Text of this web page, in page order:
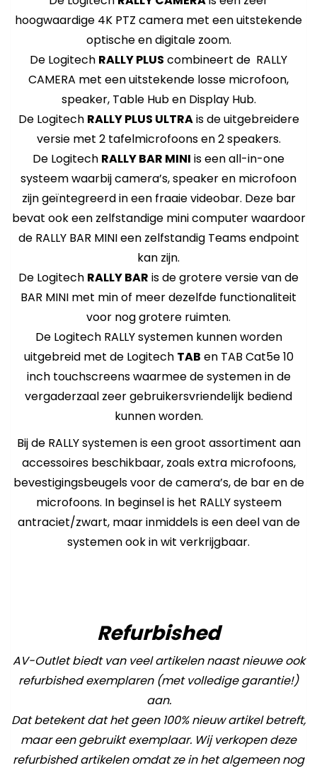
hoogwaardige 4K PTZ camera met een uitstekende
optische en digitale zoom.
De Logitech RALLY PLUS combineert de RALLY
CAMERA met een uitstekende losse microfoon,
speaker, Table Hub en Display Hub.
De Logitech RALLY PLUS ULTRAis de uitgebreidere
versie met 2 tafelmicrofoons en 2 speakers.
De Logitech RALLY BAR MINI is een all-in-one
systeem waarbij camera’s, speaker en microfoon
zijn geïntegreerd in een fraaie videobar. Deze bar
bevat ook een zelfstandige mini computer waardoor
de RALLY BAR MINI een zelfstandig Teams endpoint
kan zijn.
De Logitech RALLY BAR is de grotere versie van de
BAR MINI met min of meer dezelfde functionaliteit
voor nog grotere ruimten.
De Logitech RALLY systemen kunnen worden
uitgebreid met de Logitech TAB en TAB Cat5e 10
inch touchscreens waarmee de systemen in de
vergaderzaal zeer gebruikersvriendelijk bediend
kunnen worden.
Bij de RALLY systemen is een groot assortiment aan
accessoires beschikbaar, zoals extra microfoons,
bevestigingsbeugels voor de camera’s, de bar en de
microfoons. In beginsel is het RALLY systeem
antraciet/zwart, maar inmiddels is een deel van de
systemen ook in wit verkrijgbaar.
Refurbished
AV-Outlet biedt van veel artikelen naast nieuwe ook
refurbished exemplaren (met volledige garantie!)
aan.
Dat betekent dat het geen 100% nieuw artikel betreft,
maar een gebruikt exemplaar. Wij verkopen deze
refurbished artikelen omdat ze in het algemeen nog